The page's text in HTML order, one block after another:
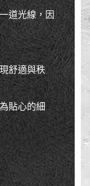
道光線，因
舒適與秩
貼心的細